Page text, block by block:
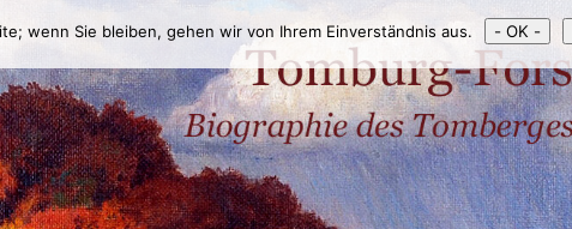
wenn Sie bleiben, gehen wir von Ihrem Einverständnis aus. - OK -